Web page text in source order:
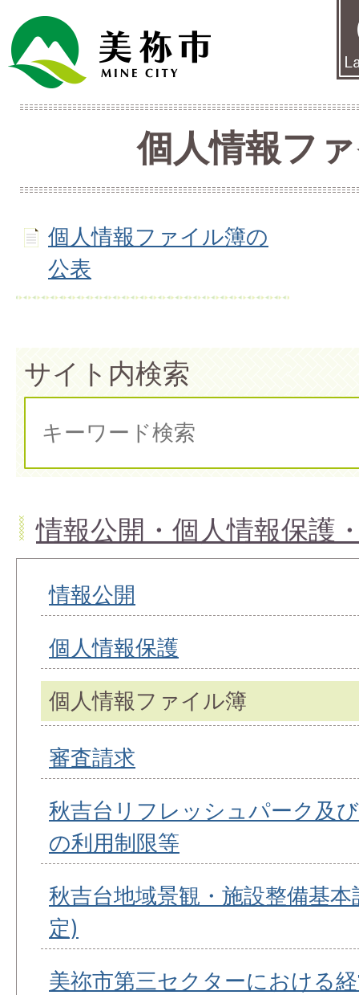
個人情報フ
個人情報ファイル簿の
公表
サイト内検索
情報公開・個人情報保護
情報公開
個人情報保護
個人情報ファイル簿
審査請求
秋吉台リフレッシュパーク及
の利用制限等
秋吉台地域景観・施設整備基
定)
美祢市第三セクターにおける